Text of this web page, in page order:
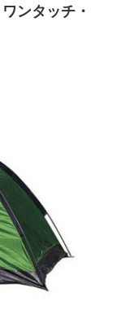
ンタッチ・